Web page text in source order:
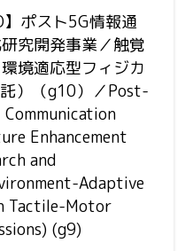
ポスト5G情報通
究開発事業／触覚
境適応型フィジカ
）（g10）／Post-
Enhancement
and
Adaptive
Tactile-Motor
(g9)